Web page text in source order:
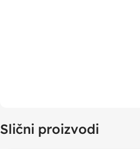
Slični proizvodi